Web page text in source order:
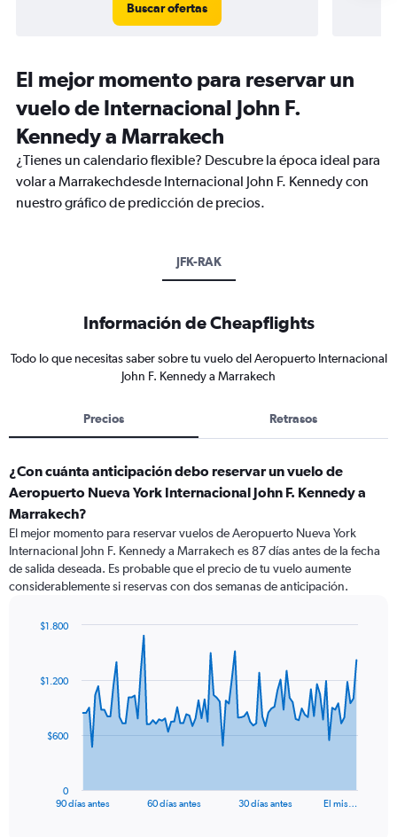
Buscar ofertas
El mejor momento para reservar un
vuelo de Internacional John F.
Kennedy a Marrakech
¿Tienes un calendario flexible? Descubre la época ideal para
volar a Marrakechdesde Internacional John F. Kennedy con
nuestro gráfico de predicción de precios.
JFK-RAK
Información de Cheapflights
Todo lo que necesitas saber sobre tu vuelo del Aeropuerto Internacional
John F. Kennedy a Marrakech
Precios Retrasos
¿Con cuánta anticipación debo reservar un vuelo de
Aeropuerto Nueva York Internacional John F. Kennedy a
Marrakech?
El mejor momento para reservar vuelos de Aeropuerto Nueva York
Internacional John F. Kennedy a Marrakech es 87 días antes de la fecha
de salida deseada. Es probable que el precio de tu vuelo aumente
considerablemente si reservas con dos semanas de anticipación.
data
The
90 días antes 60 días antes 30 días antes El mis…
0
$600
$1.200
$1.800